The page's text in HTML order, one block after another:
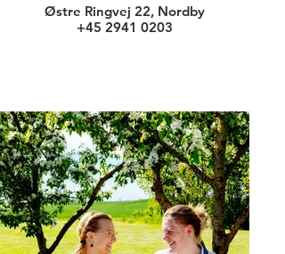
Østre Ringvej 22, Nordby
+45 2941 0203